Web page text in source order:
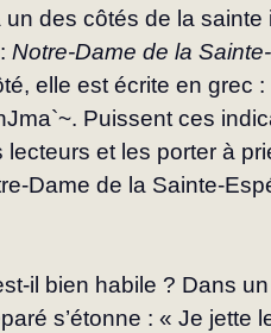
un des côtés de la sainte
: Notre-Dame de la
elle est écrite en grec
Puissent ces
et les porter à
Dame de la Sainte-
il bien habile ? Dans
s’étonne : « Je jette